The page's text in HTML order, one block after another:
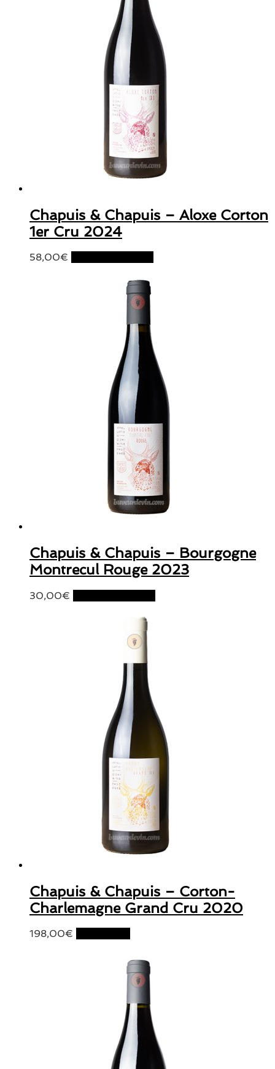
Chapuis & Chapuis – Aloxe Corton
1er Cru 2024
58,00€
Chapuis & Chapuis – Bourgogne
Montrecul Rouge 2023
30,00€
Chapuis & Chapuis – Corton-
Charlemagne Grand Cru 2020
198,00€